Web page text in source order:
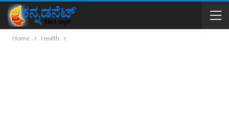
Home Health